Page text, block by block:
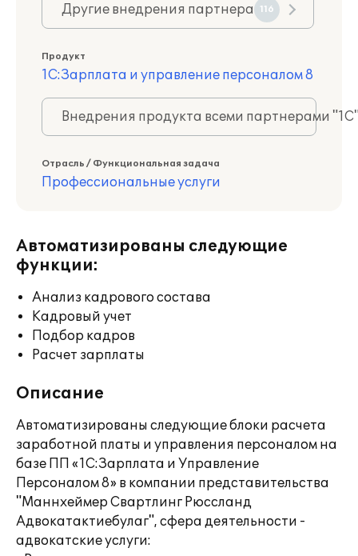
Другие внедрения партнера 116
Продукт
1С:Зарплата и управление персоналом 8
Внедрения продукта всеми партнерами
Отрасль / Функциональная задача
Профессиональные услуги
Автоматизированы следующие
функции:
Анализ кадрового состава
Кадровый учет
Подбор кадров
Расчет зарплаты
Описание
Автоматизированы следующие блоки расчета
заработной платы и управления персоналом на
базе ПП «1С:Зарплата и Управление
Персоналом 8» в компании представительства
"Маннхеймер Свартлинг Рюссланд
Адвокатактиебулаг", сфера деятельности -
адвокатские услуги: